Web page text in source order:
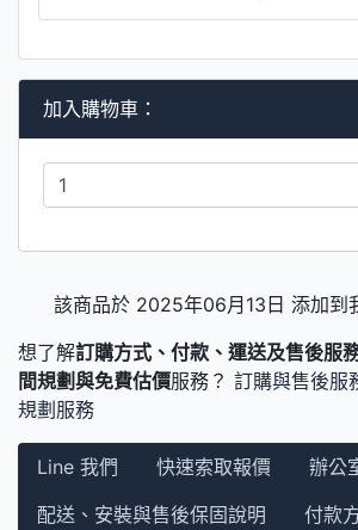
加入購物車：
該商品於 2025年06月13日 添加到
想了解訂購方式、付款、運送及售後服
間規劃與免費估價服務？ 訂購與售後服
規劃服務
Line 我們 快速索取報價
辦公
配送、安裝與售後保固說明
付款